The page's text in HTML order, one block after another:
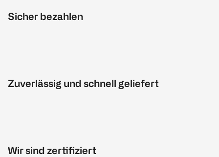
Sicher bezahlen
Zuverlässig und schnell geliefert
Wir sind zertifiziert